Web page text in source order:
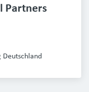
Partners